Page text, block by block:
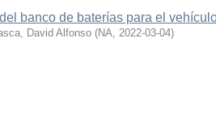
banco de baterías para el
David Alfonso (NA, 2022-03-04)